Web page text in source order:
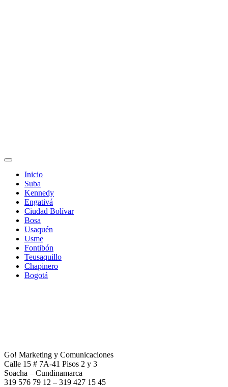
Inicio
Suba
Kennedy
Engativá
Ciudad Bolívar
Bosa
Usaquén
Usme
Fontibón
Teusaquillo
Chapinero
Bogotá
Go! Marketing y Comunicaciones
Calle 15 # 7A-41 Pisos 2 y 3
Soacha – Cundinamarca
319 576 79 12 – 319 427 15 45